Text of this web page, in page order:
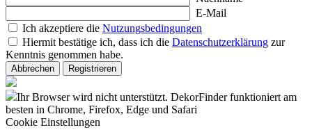
E-Mail
Ich akzeptiere die Nutzungsbedingungen
Hiermit bestätige ich, dass ich die Datenschutzerklärung zur
Kenntnis genommen habe.
Abbrechen Registrieren
Ihr Browser wird nicht unterstützt. DekorFinder funktioniert am
besten in Chrome, Firefox, Edge und Safari
Cookie Einstellungen